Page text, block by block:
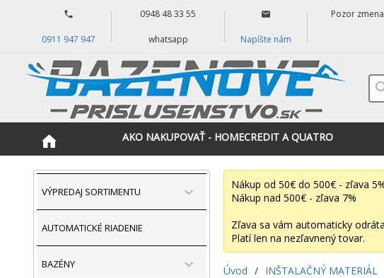
0911 947 947
0948 48 33 55
whatsapp Napíšte nám
Pozor
AKO NAKUPOVAŤ - HOMECREDIT A QUATRO
VÝPREDAJ SORTIMENTU
AUTOMATICKÉ RIADENIE
BAZÉNY
Nákup od 50€ do 500€ - zľava
Nákup nad 500€ - zľava 7%
Zľava sa vám automaticky
Platí len na nezľavnený tovar.
Úvod / INŠTALAČNÝ MATERIÁL